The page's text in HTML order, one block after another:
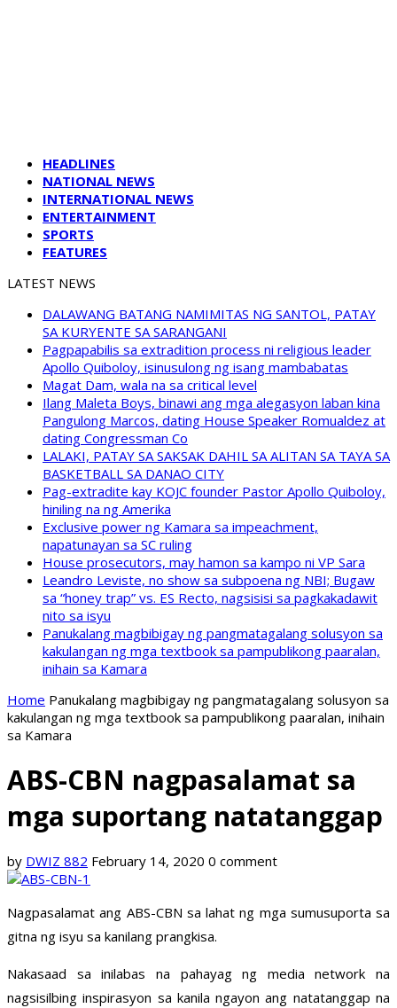
HEADLINES
NATIONAL NEWS
INTERNATIONAL NEWS
ENTERTAINMENT
SPORTS
FEATURES
LATEST NEWS
DALAWANG BATANG NAMIMITAS NG SANTOL, PATAY
SA KURYENTE SA SARANGANI
Pagpapabilis sa extradition process ni religious leader
Apollo Quiboloy, isinusulong ng isang mambabatas
Magat Dam, wala na sa critical level
Ilang Maleta Boys, binawi ang mga alegasyon laban kina
Pangulong Marcos, dating House Speaker Romualdez at
dating Congressman Co
LALAKI, PATAY SA SAKSAK DAHIL SA ALITAN SA TAYA SA
BASKETBALL SA DANAO CITY
Pag-extradite kay KOJC founder Pastor Apollo Quiboloy,
hiniling na ng Amerika
Exclusive power ng Kamara sa impeachment,
napatunayan sa SC ruling
House prosecutors, may hamon sa kampo ni VP Sara
Leandro Leviste, no show sa subpoena ng NBI; Bugaw
sa “honey trap” vs. ES Recto, nagsisisi sa pagkakadawit
nito sa isyu
Panukalang magbibigay ng pangmatagalang solusyon sa
kakulangan ng mga textbook sa pampublikong paaralan,
inihain sa Kamara
Home Panukalang magbibigay ng pangmatagalang solusyon sa
kakulangan ng mga textbook sa pampublikong paaralan, inihain
sa Kamara
ABS-CBN nagpasalamat sa
mga suportang natatanggap
by DWIZ 882 February 14, 2020 0 comment
Nagpasalamat ang ABS-CBN sa lahat ng mga sumusuporta sa
gitna ng isyu sa kanilang prangkisa.
Nakasaad sa inilabas na pahayag ng media network na
nagsisilbing inspirasyon sa kanila ngayon ang natatanggap na